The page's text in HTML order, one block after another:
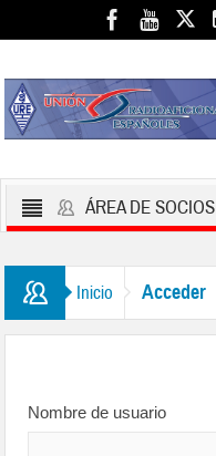
ÁREA DE SOCIOS
Inicio Acceder
Nombre de usuario